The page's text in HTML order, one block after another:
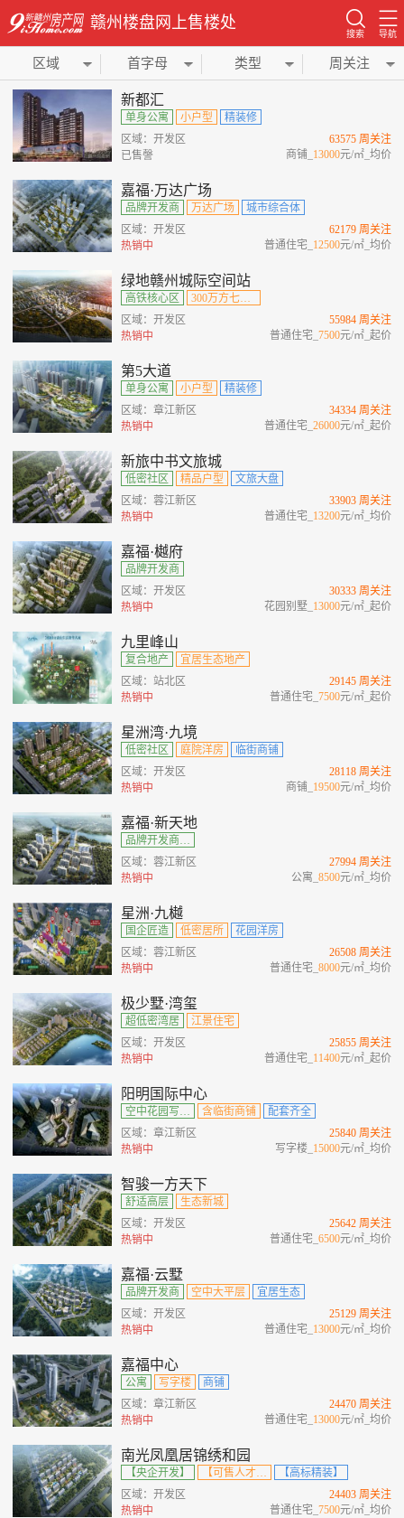
赣州楼盘网上售楼处
搜索 导航
区域 首字母 类型 周关注
新都汇
单身公寓 小户型
精装修
区域：开发区
已售謦
63575 周关注
商铺_ 13000元/㎡_均价
嘉福·万达广场
品牌开发商 万达广场
城市综合体
区域：开发区
热销中
62179 周关注
普通住宅_ 12500元/㎡_均价
绿地赣州城际空间站
高铁核心区
300万方七位一体综合城
区域：开发区
热销中
55984 周关注
普通住宅_7500元/㎡_起价
第5大道
单身公寓 小户型
精装修
区域：章江新区
热销中
34334 周关注
普通住宅_26000元/㎡_起价
新旅中书文旅城
低密社区 精品户型
文旅大盘
区域：蓉江新区
热销中
33903 周关注
普通住宅_ 13200元/㎡_均价
嘉福·樾府
品牌开发商
区域：开发区
热销中
30333 周关注
花园别墅_ 13000元/㎡_起价
九里峰山
复合地产
宜居生态地产
区域：站北区
热销中
29145 周关注
普通住宅_7500元/㎡_起价
星洲湾·九境
低密社区 庭院洋房
临街商铺
区域：开发区
热销中
28118 周关注
商铺_ 19500元/㎡_均价
嘉福·新天地
品牌开发商、城央绿肺观邸、多维商业范本、公园环绕
区域：蓉江新区
热销中
27994 周关注
公寓_8500元/㎡_均价
星洲·九樾
国企匠造 低密居所
花园洋房
区域：蓉江新区
热销中
26508 周关注
普通住宅_8000元/㎡_均价
极少墅·湾玺
超低密湾居
江景住宅
区域：开发区
热销中
25855 周关注
普通住宅_ 11400元/㎡_起价
阳明国际中心
空中花园写字楼 含临街商铺
配套齐全
区域：章江新区
热销中
25840 周关注
写字楼_ 15000元/㎡_均价
智骏一方天下
舒适高层
生态新城
区域：开发区
热销中
25642 周关注
普通住宅_6500元/㎡_均价
嘉福·云墅
品牌开发商 空中大平层
宜居生态
区域：开发区
热销中
25129 周关注
普通住宅_ 13000元/㎡_均价
嘉福中心
公寓 写字楼
商铺
区域：章江新区
热销中
24470 周关注
普通住宅_ 13000元/㎡_均价
南光凤凰居锦绣和园
【央企开发】 【可售人才房】
【高标精装】
区域：开发区
热销中
24403 周关注
普通住宅_7500元/㎡_均价